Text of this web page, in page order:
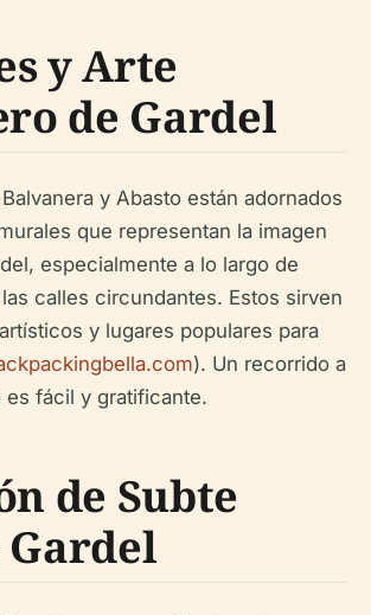
y Arte
de Gardel
y Abasto están adornados
que representan la imagen
especialmente a lo largo de
calles circundantes. Estos sirven
y lugares populares para
). Un recorrido a
es fácil y gratificante.
de Subte
Gardel